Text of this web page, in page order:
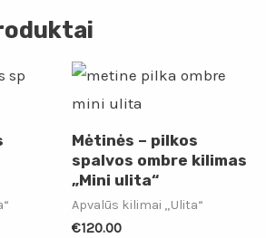
Mėtinės – pilkos
spalvos ombre kilimas
„Mini ulita“
Apvalūs kilimai „Ulita“
€120.00